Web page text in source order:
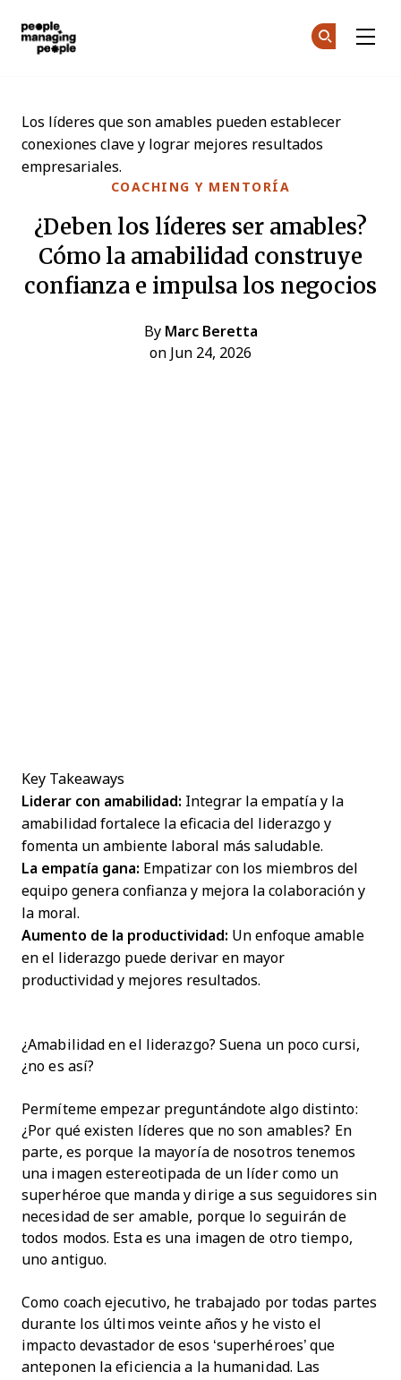
COACHING Y MENTORÍA
¿Deben los líderes ser amables?
Cómo la amabilidad construye
confianza e impulsa los negocios
By Marc Beretta
on Jun 24, 2026
Los líderes que son amables pueden establecer
conexiones clave y lograr mejores resultados
empresariales.
Key Takeaways
Liderar con amabilidad: Integrar la empatía y la
amabilidad fortalece la eficacia del liderazgo y
fomenta un ambiente laboral más saludable.
La empatía gana: Empatizar con los miembros del
equipo genera confianza y mejora la colaboración y
la moral.
Aumento de la productividad: Un enfoque amable
en el liderazgo puede derivar en mayor
productividad y mejores resultados.
¿Amabilidad en el liderazgo? Suena un poco cursi,
¿no es así?
Permíteme empezar preguntándote algo distinto:
¿Por qué existen líderes que no son amables? En
parte, es porque la mayoría de nosotros tenemos
una imagen estereotipada de un líder como un
superhéroe que manda y dirige a sus seguidores sin
necesidad de ser amable, porque lo seguirán de
todos modos. Esta es una imagen de otro tiempo,
uno antiguo.
Como coach ejecutivo, he trabajado por todas partes
durante los últimos veinte años y he visto el
impacto devastador de esos ‘superhéroes’ que
anteponen la eficiencia a la humanidad. Las